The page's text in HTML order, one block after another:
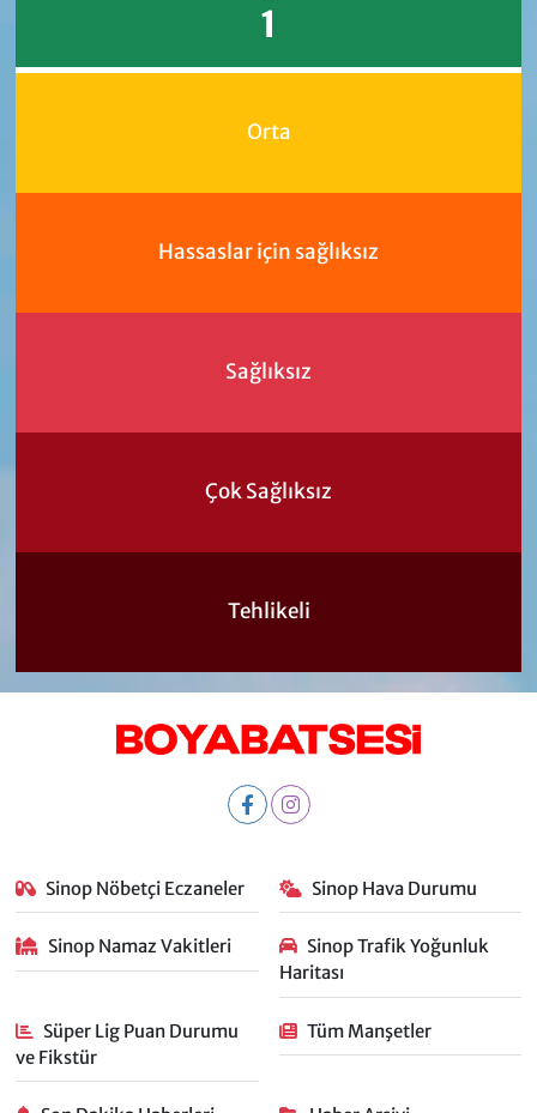
1
Orta
Hassaslar için sağlıksız
Sağlıksız
Çok Sağlıksız
Tehlikeli
Sinop Nöbetçi Eczaneler Sinop Hava Durumu
Sinop Namaz Vakitleri
Sinop Trafik Yoğunluk
Haritası
Süper Lig Puan Durumu
ve Fikstür
Tüm Manşetler